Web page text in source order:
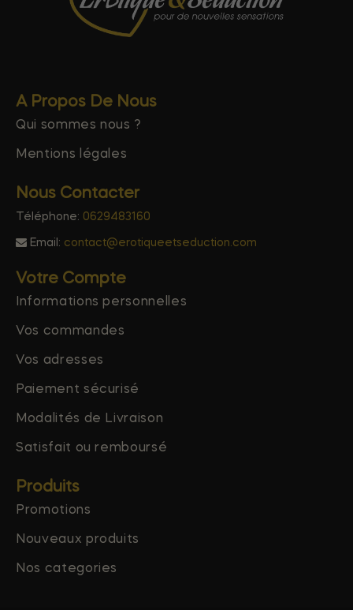
A Propos De Nous
Qui sommes nous ?
Mentions légales
Nous Contacter
Téléphone: 0629483160
Email: contact@erotiqueetseduction.com
Votre Compte
Informations personnelles
Vos commandes
Vos adresses
Paiement sécurisé
Modalités de Livraison
Satisfait ou remboursé
Produits
Promotions
Nouveaux produits
Nos categories